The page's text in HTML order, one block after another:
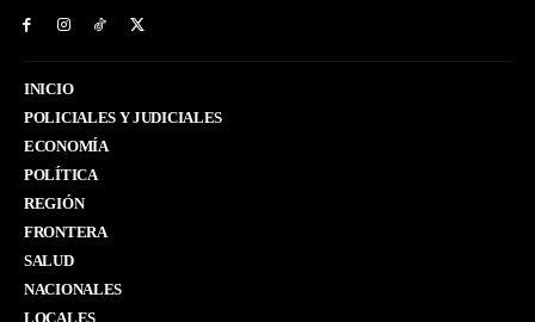
INICIO
POLICIALES Y JUDICIALES
ECONOMÍA
POLÍTICA
REGIÓN
FRONTERA
SALUD
NACIONALES
LOCALES